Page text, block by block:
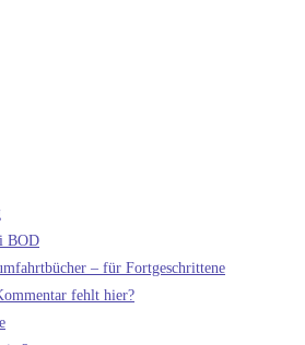
BOD
– für Fortgeschrittene
fehlt hier?